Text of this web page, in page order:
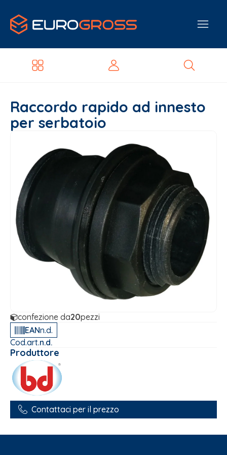
Raccordo rapido ad innesto
per serbatoio
confezione da20pezzi
EANn.d.
Cod.art.n.d.
Produttore
Contattaci per il prezzo